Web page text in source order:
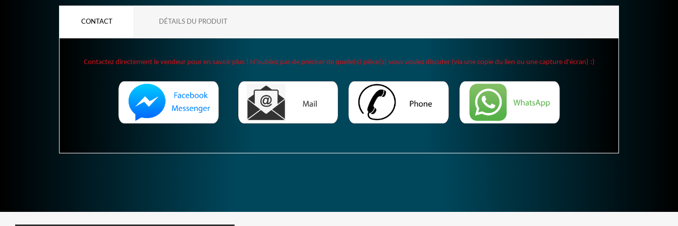
CONTACT DÉTAILS DU PRODUIT
Contactez directement le vendeur pour en savoir plus ! N'oubliez pas de préciser de quelle(s) pièce(s) vous voulez discuter (via une copie du lien ou une capture d'écran) :)